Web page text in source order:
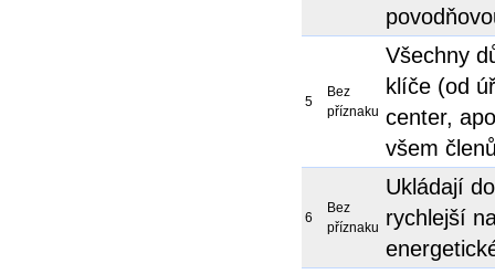
5
Bez
příznaku
Všechny
klíče (od
center,
všem
6
Bez
příznaku
Ukládají
rychlejší